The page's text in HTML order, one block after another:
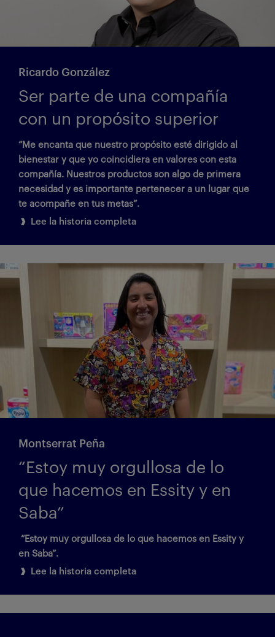
Ricardo González
Ser parte de una compañía
con un propósito superior
“Me encanta que nuestro propósito esté dirigido al
bienestar y que yo coincidiera en valores con esta
compañía. Nuestros productos son algo de primera
necesidad y es importante pertenecer a un lugar que
te acompañe en tus metas”.
Lee la historia completa
Montserrat Peña
“Estoy muy orgullosa de lo
que hacemos en Essity y en
Saba”
“Estoy muy orgullosa de lo que hacemos en Essity y
en Saba”.
Lee la historia completa